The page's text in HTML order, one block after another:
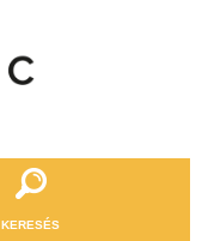
KERESÉS